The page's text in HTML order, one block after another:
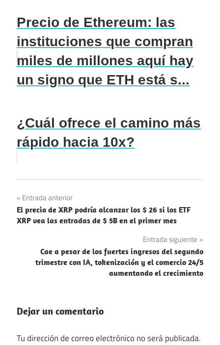
Precio de Ethereum: las
instituciones que compran
miles de millones aquí hay
un signo que ETH está s...
¿Cuál ofrece el camino más
rápido hacia 10x?
Navegación
de
Entrada anterior
El precio de XRP podría alcanzar los $ 26 si los ETF
XRP vea las entradas de $ 5B en el primer mes
Entrada siguiente
Cae a pesar de los fuertes ingresos del segundo
trimestre con IA, tokenización y el comercio 24/5
aumentando el crecimiento
Dejar un comentario
Tu dirección de correo electrónico no será publicada.